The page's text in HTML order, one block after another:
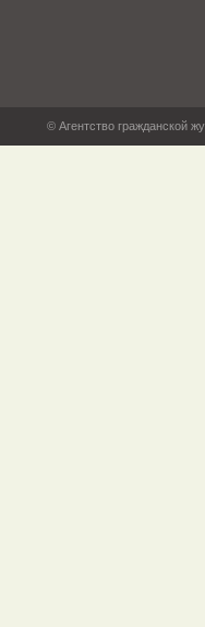
© Агентство гражданской